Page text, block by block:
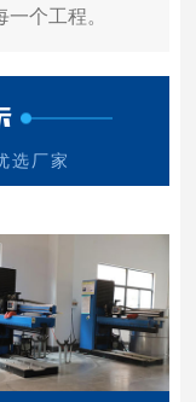
个工程。
选厂家